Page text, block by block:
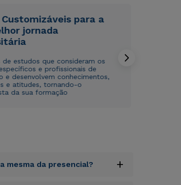
para a
jornada
de estudos que consideram os
e profissionais de
e desenvolvem conhecimentos,
e atitudes, tornando-o
da sua formação
mesma da presencial? +
Rápido e fácil
ou
de conteúdos da Cruzeiro do Sul.
Rápido e fácil
ou
de conteúdos da Cruzeiro do Sul.